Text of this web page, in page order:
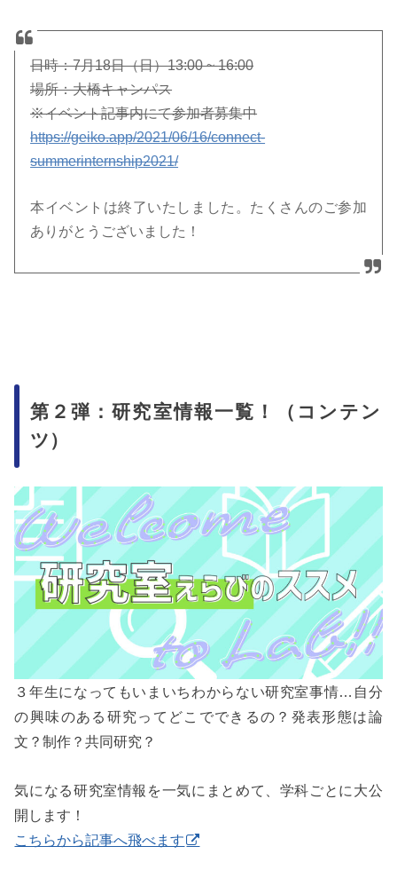
日時：7月18日（日）13:00 ~ 16:00
場所：大橋キャンパス
※イベント記事内にて参加者募集中
https://geiko.app/2021/06/16/connect-
summerinternship2021/
本イベントは終了いたしました。たくさんのご参加
ありがとうございました！
第２弾：研究室情報一覧！（コンテン
ツ）
３年生になってもいまいちわからない研究室事情…自分
の興味のある研究ってどこでできるの？発表形態は論
文？制作？共同研究？
気になる研究室情報を一気にまとめて、学科ごとに大公
開します！
こちらから記事へ飛べます